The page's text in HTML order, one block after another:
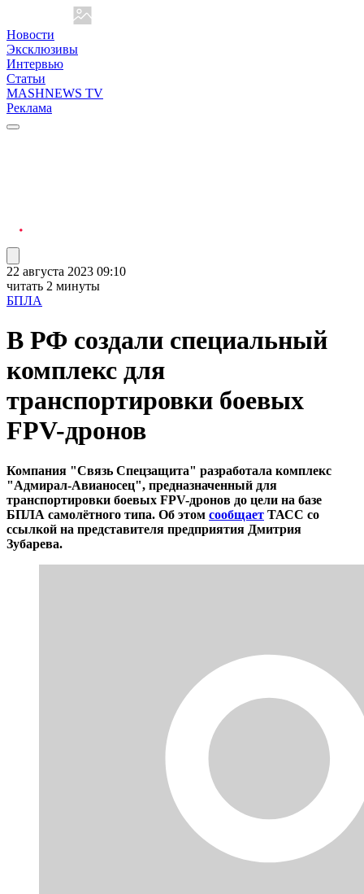
Новости
Эксклюзивы
Интервью
Статьи
MASHNEWS TV
Реклама
22 августа 2023 09:10
читать 2 минуты
БПЛА
В РФ создали специальный
комплекс для
транспортировки боевых
FPV-дронов
Компания "Связь Спецзащита" разработала комплекс
"Адмирал-Авианосец", предназначенный для
транспортировки боевых FPV-дронов до цели на базе
БПЛА самолётного типа. Об этом сообщает ТАСС со
ссылкой на представителя предприятия Дмитрия
Зубарева.